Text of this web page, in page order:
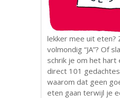
lekker mee uit eten?
volmondig “JA”? Of
schrik je om het hart
direct 101
waarom dat geen
eten gaan terwijl je